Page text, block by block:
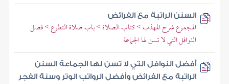
السنن الراتبة مع الفرائض
المجموع شرح المهذب > كتاب الصلاة > باب صلاة التطوع > فصل
النوافل التي لا تسن لها الجماعة
أفضل النوافل التي لا تسن لها الجماعة السنن
الراتبة مع الفرائض وأفضل الرواتب الوتر وسنة الفجر